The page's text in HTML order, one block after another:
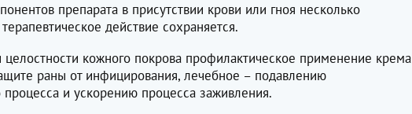
препарата в присутствии крови или гноя несколько
действие сохраняется.
кожного покрова профилактическое применение крема
раны от инфицирования, лечебное – подавлению
и ускорению процесса заживления.